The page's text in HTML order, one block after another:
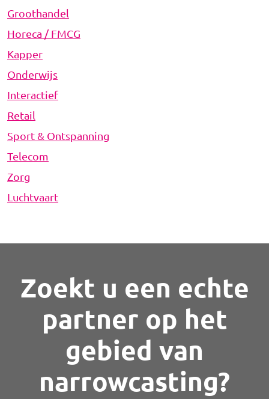
Groothandel
Horeca / FMCG
Kapper
Onderwijs
Interactief
Retail
Sport & Ontspanning
Telecom
Zorg
Luchtvaart
Zoekt u een echte
partner op het
gebied van
narrowcasting?